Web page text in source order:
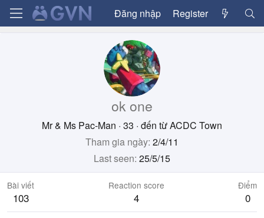
Đăng nhập Register
ok one
Mr & Ms Pac-Man · 33 · đến từACDC Town
Tham gia ngày 2/4/11
Last seen 25/5/15
Bài viết
103
Reaction score
4
Điểm
0